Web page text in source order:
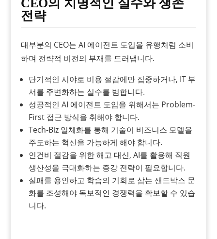
CEO의 치명적인 실수와 생존
전략
대부분의 CEO는 AI 에이전트 도입을 유행처럼 소비
하며 전략적 비전의 부재를 드러냅니다.
단기적인 시야로 비용 절감에만 집중하거나, IT 부
서를 주변화하는 실수를 범합니다.
성공적인 AI 에이전트 도입을 위해서는 Problem-
First 접근 방식을 취해야 합니다.
Tech-Biz 일체화를 통해 기술이 비즈니스 모델을
주도하는 혁신을 가능하게 해야 합니다.
인건비 절감을 위한 해고 대신, AI를 활용해 직원
생산성을 극대화하는 증강 전략이 필요합니다.
실패를 용인하고 학습의 기회로 삼는 샌드박스 문
화를 조성해야 독보적인 경쟁력을 확보할 수 있습
니다.